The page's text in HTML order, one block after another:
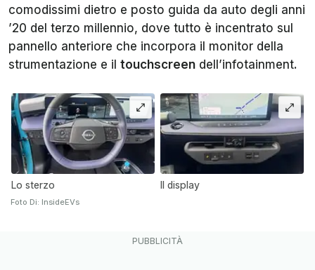
comodissimi dietro e posto guida da auto degli anni
’20 del terzo millennio, dove tutto è incentrato sul
pannello anteriore che incorpora il monitor della
strumentazione e il touchscreen dell’infotainment.
Lo sterzo Il display
Foto Di: InsideEVs